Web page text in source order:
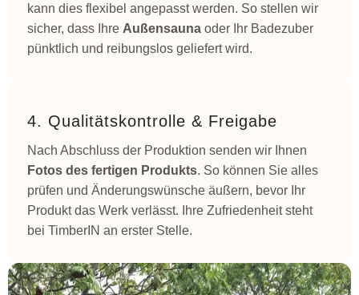
kann dies flexibel angepasst werden. So stellen wir
sicher, dass Ihre Außensauna oder Ihr Badezuber
pünktlich und reibungslos geliefert wird.
4. Qualitätskontrolle & Freigabe
Nach Abschluss der Produktion senden wir Ihnen
Fotos des fertigen Produkts. So können Sie alles
prüfen und Änderungswünsche äußern, bevor Ihr
Produkt das Werk verlässt. Ihre Zufriedenheit steht
bei TimberIN an erster Stelle.